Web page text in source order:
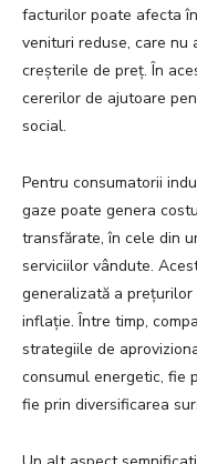
facturilor poate afecta
venituri reduse, care nu
creșterile de preț. În
cererilor de ajutoare
social.
Pentru consumatorii
gaze poate genera
transfărate, în cele din
serviciilor vândute.
generalizată a
inflație. Între timp,
strategiile de
consumul energetic, fie
fie prin diversificarea